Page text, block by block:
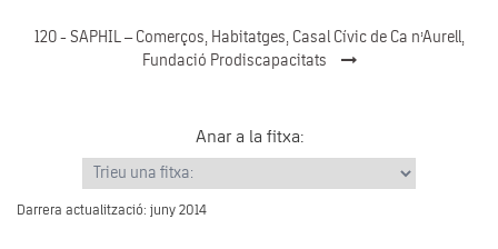
120 - SAPHIL – Comerços, Habitatges, Casal Cívic de Ca n’Aurell,
Fundació Prodiscapacitats
Anar a la fitxa:
Darrera actualització: juny 2014